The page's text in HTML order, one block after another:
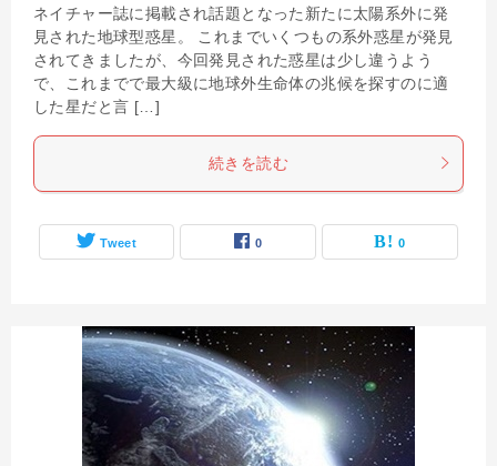
ネイチャー誌に掲載され話題となった新たに太陽系外に発
見された地球型惑星。 これまでいくつもの系外惑星が発見
されてきましたが、今回発見された惑星は少し違うよう
で、これまでで最大級に地球外生命体の兆候を探すのに適
した星だと言 […]
続きを読む
Tweet 0 0